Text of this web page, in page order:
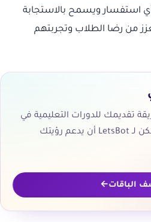
استفسار ويسمح بالاستجابة
من رضا الطلاب وتجربتهم
تقديمك للدورات التعليمية في
السعودية؟ اكتشف كيف يمكن لـ LetsBot أن يدعم رؤيتك
الباقات